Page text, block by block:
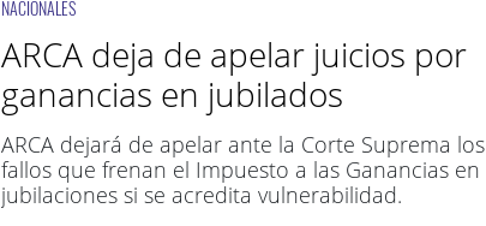
NACIONALES
ARCA deja de apelar juicios por
ganancias en jubilados
ARCA dejará de apelar ante la Corte Suprema los
fallos que frenan el Impuesto a las Ganancias en
jubilaciones si se acredita vulnerabilidad.